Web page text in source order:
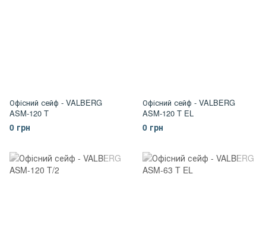
Офісний сейф - VALBERG
ASM-120 T
0 грн
Офісний сейф - VALBERG
ASM-120 T EL
0 грн